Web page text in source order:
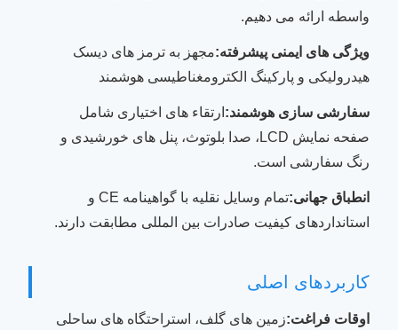
واسطه ارائه می دهیم.
ویژگی های ایمنی پیشرفته:مجهز به ترمز های دیسک
هیدرولیکی و پارکینگ الکترومغناطیسی هوشمند
سفارشی سازی هوشمند: ارتقاء های اختیاری شامل
صفحه نمایش LCD، صدا بلوتوث، پنل های خورشیدی و
رنگ سفارشی است.
انطباق جهانی:
تمام وسایل نقلیه با گواهینامه CE و
استانداردهای کیفیت صادرات بین المللی مطابقت دارند.
کاربردهای اصلی
اوقات فراغت:زمین های گلف، استراحتگاه های ساحلی